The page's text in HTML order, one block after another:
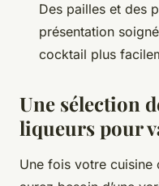
Des pailles et des
présentation
cocktail plus
Une sélection
liqueurs pour
Une fois votre cuisine